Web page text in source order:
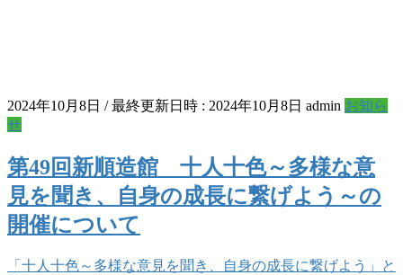
2024年10月8日 / 最終更新日時 : 2024年10月8日 admin お知ら
せ
第49回新順造館 十人十色～多様な意
見を聞き、自身の成長に繋げよう～の
開催について
「十人十色～多様な意見を聞き、自身の成長に繋げよう」と